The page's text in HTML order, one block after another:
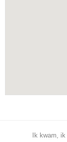
Ik kwam,